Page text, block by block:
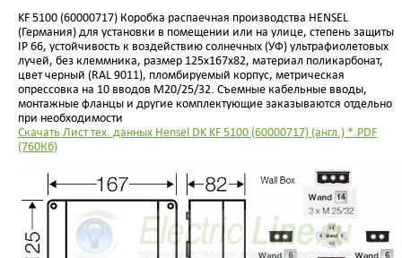
KF 5100 (60000717) Коробка распаечная производства HENSEL
(Германия) для установки в помещении или на улице, степень защиты
IP 66, устойчивость к воздействию солнечных (УФ) ультрафиолетовых
лучей, без клеммника, размер 125х167х82, материал поликарбонат,
цвет черный (RAL 9011), пломбируемый корпус, метрическая
опрессовка на 10 вводов М20/25/32. Съемные кабельные вводы,
монтажные фланцы и другие комплектующие заказываются отдельно
при необходимости
Скачать Лист тех. данных Hensel DK KF 5100 (60000717) (англ.) *.PDF
(760Кб)